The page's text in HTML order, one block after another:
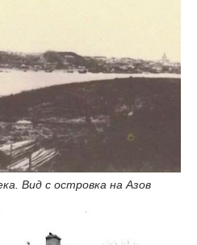
Вид с островка на Азов